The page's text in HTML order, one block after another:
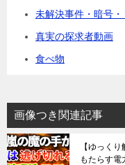
未解決事件・暗号・
真実の探求者動画
食べ物
画像つき関連記事
【ゆっく
もたらす電